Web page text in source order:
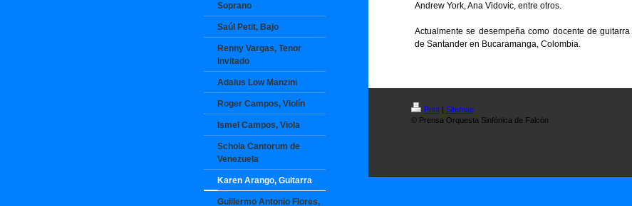
Soprano
Saúl Petit, Bajo
Renny Vargas, Tenor
Invitado
Adalus Low Manzini
Roger Campos, Violín
Ismel Campos, Viola
Schola Cantorum de
Venezuela
Karen Arango, Guitarra
Guillermo Antonio Flores,
Andrew York, Ana Vidovic, entre otros.
Actualmente se desempeña como docente de
de Santander en Bucaramanga, Colombia.
Print | Sitemap
© Prensa Orquesta Sinfónica de Falcón